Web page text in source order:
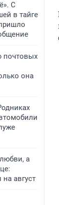
С
в тайге
почтовых
она
а
август